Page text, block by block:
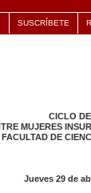
SUSCRÍBETE
CICLO
MUJERES
FACULTAD DE
Jueves 29 de